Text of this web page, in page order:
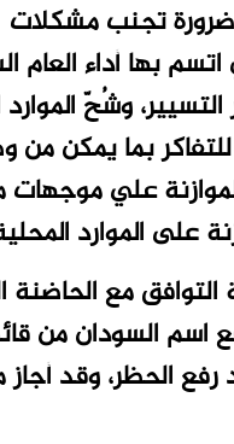
تجنب مشكلات
بها أداء العام
وشُحّ
للتفاكر بما
علي موجهات
على الموارد
مع
اسم السودان من
الحظر، وقد أجاز